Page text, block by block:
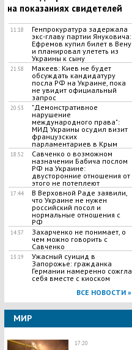
на показаниях свидетелей
11:18
Генпрокуратура задержала
экс-главу партии Януковича:
Ефремов купил билет в Вену
и планировал улететь из
Украины к сыну
21:58
Макеев: Киев не будет
обсуждать кандидатуру
посла РФ на Украине, пока
не увидит официальный
запрос
20:53
"Демонстративное
нарушение
международного права":
МИД Украины осудил визит
французских
парламентариев в Крым
18:52
Савченко о возможном
назначении Бабича послом
РФ на Украине:
двусторонние отношения от
этого не потеплеют
17:44
В Верховной Раде заявили,
что Украине не нужен
российский посол и
нормальные отношения с
РФ
14:37
Захарченко не понимает, о
чем можно говорить с
Савченко
13:19
Ужасный суицид в
Запорожье: гражданка
Германии намеренно сожгла
себя вместе с киоском
ВСЕ НОВОСТИ »
МИР
17:20